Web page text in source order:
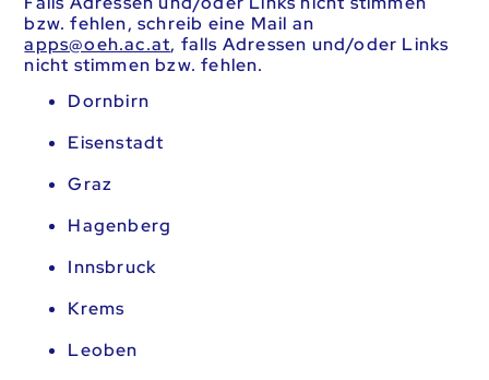
bzw. fehlen, schreib eine Mail an
ta.ca.heo@sppa, falls Adressen und/oder Links
nicht stimmen bzw. fehlen.
Dornbirn
Eisenstadt
Graz
Hagenberg
Innsbruck
Krems
Leoben